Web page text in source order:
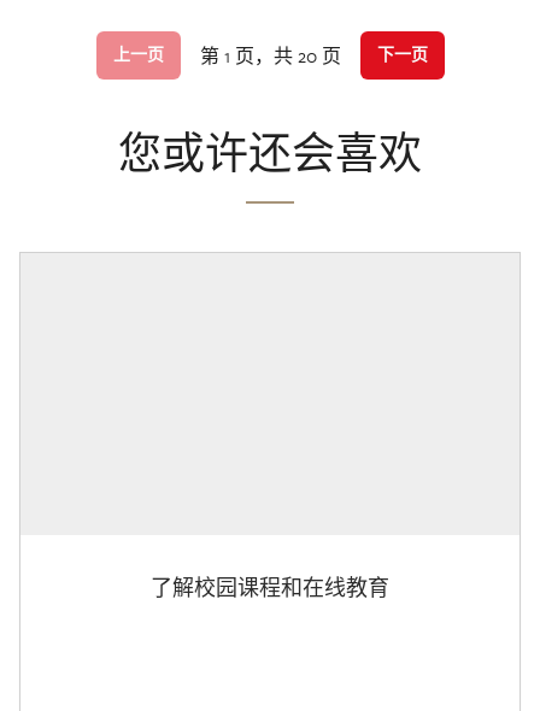
上一页 第 1 页，共 20 页 下一页
您或许还会喜欢
了解校园课程和在线教育